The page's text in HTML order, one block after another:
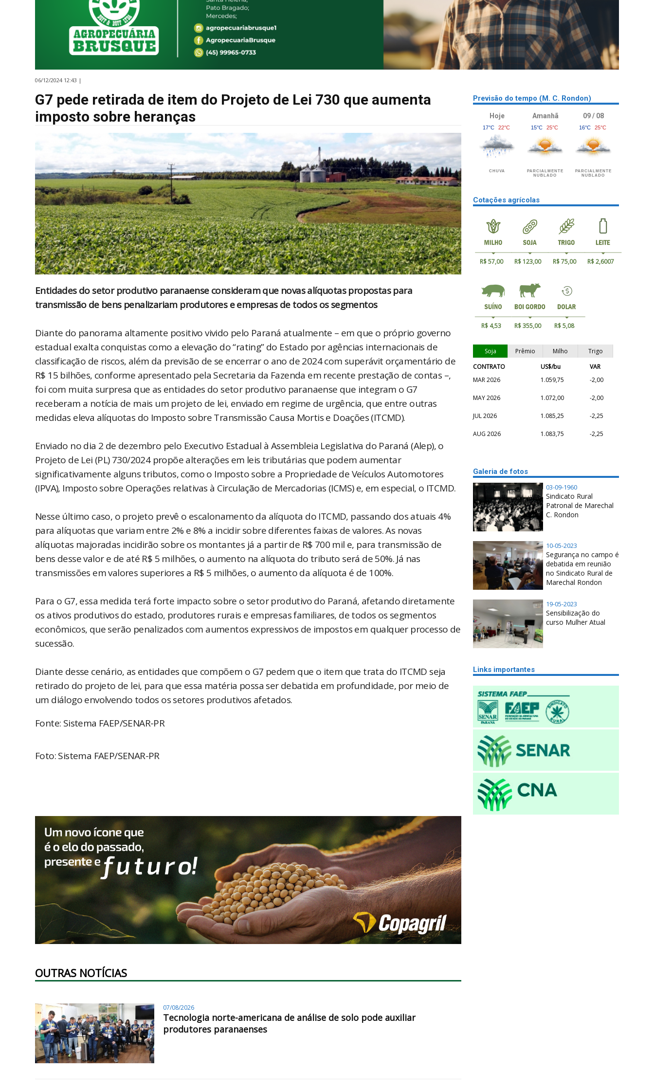
06/12/2024 12:43 |
G7 pede retirada de item do Projeto de Lei 730 que aumenta
imposto sobre heranças
Entidades do setor produtivo paranaense consideram que novas alíquotas propostas para
transmissão de bens penalizariam produtores e empresas de todos os segmentos
Diante do panorama altamente positivo vivido pelo Paraná atualmente – em que o próprio governo
estadual exalta conquistas como a elevação do “rating” do Estado por agências internacionais de
classificação de riscos, além da previsão de se encerrar o ano de 2024 com superávit orçamentário de
R$ 15 bilhões, conforme apresentado pela Secretaria da Fazenda em recente prestação de contas –,
foi com muita surpresa que as entidades do setor produtivo paranaense que integram o G7
receberam a notícia de mais um projeto de lei, enviado em regime de urgência, que entre outras
medidas eleva alíquotas do Imposto sobre Transmissão Causa Mortis e Doações (ITCMD).
Enviado no dia 2 de dezembro pelo Executivo Estadual à Assembleia Legislativa do Paraná (Alep), o
Projeto de Lei (PL) 730/2024 propõe alterações em leis tributárias que podem aumentar
significativamente alguns tributos, como o Imposto sobre a Propriedade de Veículos Automotores
(IPVA), Imposto sobre Operações relativas à Circulação de Mercadorias (ICMS) e, em especial, o ITCMD.
Nesse último caso, o projeto prevê o escalonamento da alíquota do ITCMD, passando dos atuais 4%
para alíquotas que variam entre 2% e 8% a incidir sobre diferentes faixas de valores. As novas
alíquotas majoradas incidirão sobre os montantes já a partir de R$ 700 mil e, para transmissão de
bens desse valor e de até R$ 5 milhões, o aumento na alíquota do tributo será de 50%. Já nas
transmissões em valores superiores a R$ 5 milhões, o aumento da alíquota é de 100%.
Para o G7, essa medida terá forte impacto sobre o setor produtivo do Paraná, afetando diretamente
os ativos produtivos do estado, produtores rurais e empresas familiares, de todos os segmentos
econômicos, que serão penalizados com aumentos expressivos de impostos em qualquer processo de
sucessão.
Diante desse cenário, as entidades que compõem o G7 pedem que o item que trata do ITCMD seja
retirado do projeto de lei, para que essa matéria possa ser debatida em profundidade, por meio de
um diálogo envolvendo todos os setores produtivos afetados.
Fonte: Sistema FAEP/SENAR-PR
Foto: Sistema FAEP/SENAR-PR
OUTRAS NOTÍCIAS
07/08/2026
Tecnologia norte-americana de análise de solo pode auxiliar
produtores paranaenses
Previsão do tempo (M. C. Rondon)
Hoje
17°C 22°C
CHUVA
Amanhã
15°C 25°C
PARCIALMENTE
NUBLADO
09 / 08
16°C 25°C
PARCIALMENTE
NUBLADO
Cotações agrícolas
R$ 57,00 R$ 123,00 R$ 75,00 R$ 2,6007
R$ 4,53 R$ 355,00 R$ 5,08
Soja Prêmio Milho
Trigo
CONTRATO
US$/bu
VAR
MAR 2026
1.059,75 -2,00
MAY 2026 1.072,00 -2,00
JUL 2026 1.085,25 -2,25
AUG 2026 1.083,75 -2,25
Galeria de fotos
03-09-1960
Sindicato Rural
Patronal de Marechal
C. Rondon
10-05-2023
Segurança no campo é
debatida em reunião
no Sindicato Rural de
Marechal Rondon
19-05-2023
Sensibilização do
curso Mulher Atual
Links importantes